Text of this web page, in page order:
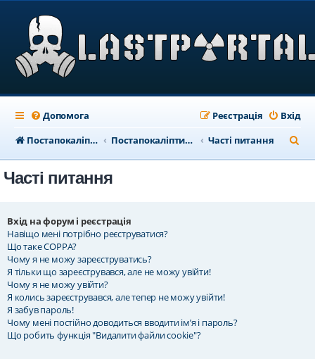
Допомога Вхід
Реєстрація
Постапокаліптичний портал
Постапокаліптичний форум Часті питання
о
Часті питання
Вхід на форум і реєстрація
Навіщо мені потрібно реєструватися?
Що таке COPPA?
Чому я не можу зареєструватись?
Я тільки що зареєструвався, але не можу увійти!
Чому я не можу увійти?
Я колись зареєструвався, але тепер не можу увійти!
Я забув пароль!
Чому мені постійно доводиться вводити ім’я і пароль?
Що робить функція "Видалити файли cookie"?